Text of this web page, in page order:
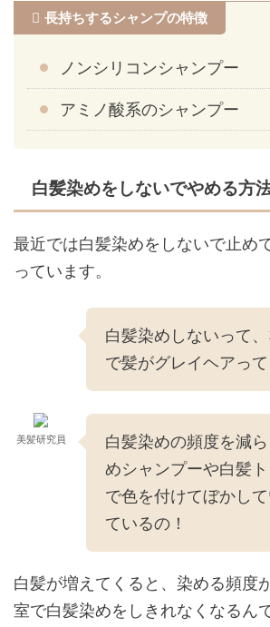
長持ちするシャンプの特徴
ノンシリコンシャンプー
アミノ酸系のシャンプー
白髪染めをしないでやめる方
最近では白髪染めをしないで止め
っています。
白髪染めしないって
で髪がグレイヘアって
美髪研究員
白髪染めの頻度を減
めシャンプーや白髪
で色を付けてぼかし
ているの！
白髪が増えてくると、染める頻度
室で白髪染めをしきれなくなるん